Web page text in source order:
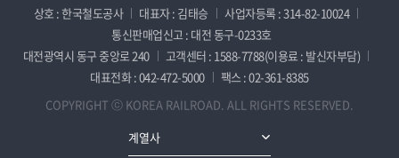
상호 : 한국철도공사 대표자 : 김태승
사업자등록 : 314-82-10024
통신판매업신고 : 대전 동구-0233호
대전광역시 동구 중앙로 240
고객센터 : 1588-7788(이용료 : 발신자부담)
대표전화 : 042-472-5000
팩스 : 02-361-8385
COPYRIGHT ⓒ KOREA RAILROAD. ALL RIGHTS RESERVED.
계열사